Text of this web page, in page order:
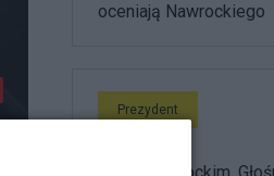
oceniają Nawrockiego
Prezydent